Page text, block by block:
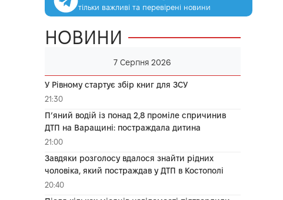
тільки важливі та перевірені новини
НОВИНИ
7 Серпня 2026
У Рівному стартує збір книг для ЗСУ
21:30
П’яний водій із понад 2,8 проміле спричинив
ДТП на Варащині: постраждала дитина
21:00
Завдяки розголосу вдалося знайти рідних
чоловіка, який постраждав у ДТП в Костополі
20:40